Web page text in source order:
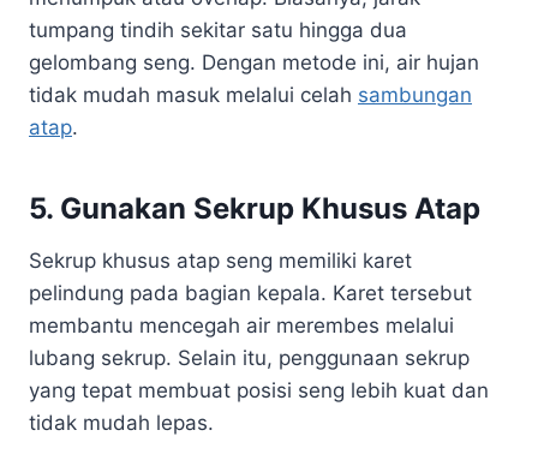
tumpang tindih sekitar satu hingga dua
gelombang seng. Dengan metode ini, air hujan
tidak mudah masuk melalui celah sambungan
atap.
5. Gunakan Sekrup Khusus Atap
Sekrup khusus atap seng memiliki karet
pelindung pada bagian kepala. Karet tersebut
membantu mencegah air merembes melalui
lubang sekrup. Selain itu, penggunaan sekrup
yang tepat membuat posisi seng lebih kuat dan
tidak mudah lepas.